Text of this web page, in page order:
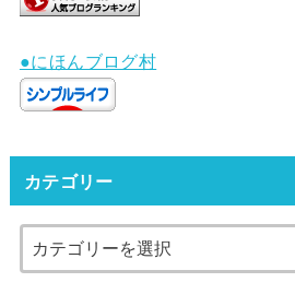
●にほんブログ村
カテゴリー